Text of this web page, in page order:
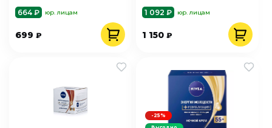
664 ₽
юр. лицам
699 ₽
1 092 ₽
юр. лицам
1 150₽
-25%